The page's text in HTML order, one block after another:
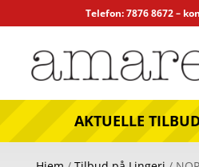
Telefon: 7876 8672 –
AKTUELLE